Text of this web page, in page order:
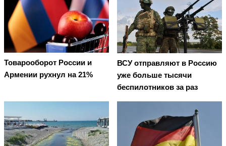
Товарооборот России и
Армении рухнул на 21%
ВСУ отправляют в Россию
уже больше тысячи
беспилотников за раз